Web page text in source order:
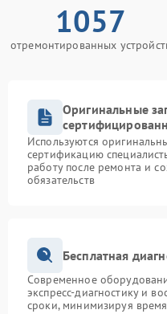
1057
отремонтированных
Оригинальные
Используются
сертификацию
работу после ремонта и
обязательств
Бесплатная
Современное
экспресс-диагностику и
сроки, минимизируя